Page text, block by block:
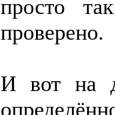
просто
проверено.
И вот на